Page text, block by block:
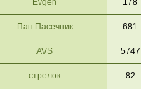
Evgen 178
Пан Пасечник 681
AVS 5747
стрелок 82